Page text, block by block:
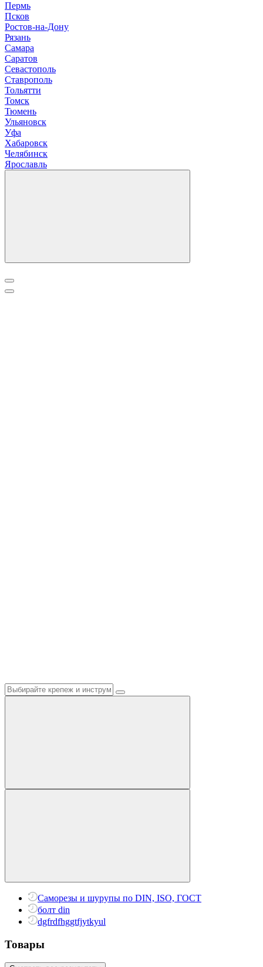
Пермь
Псков
Ростов-на-Дону
Рязань
Самара
Саратов
Севастополь
Ставрополь
Тольятти
Томск
Тюмень
Ульяновск
Уфа
Хабаровск
Челябинск
Ярославль
Саморезы и шурупы по DIN, ISO, ГОСТ
болт din
dgfrdfhggtfjytkyul
Товары